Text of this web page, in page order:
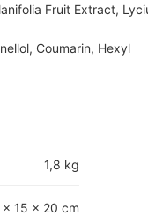
Fruit Extract,
Coumarin, Hexyl
1,8 kg
× 15 × 20 cm